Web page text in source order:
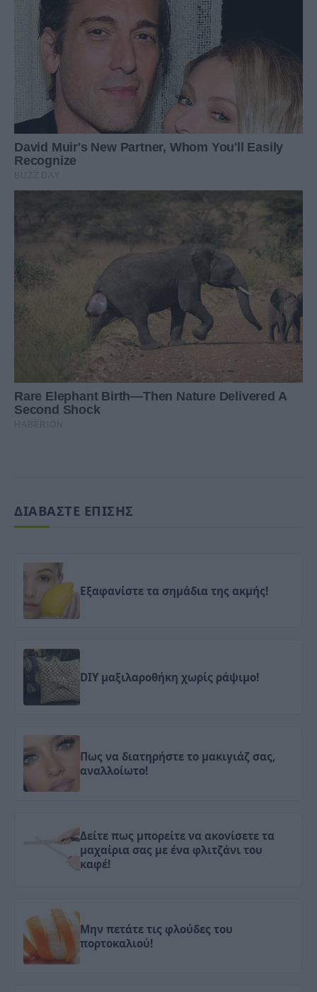
ΔΙΑΒΑΣΤΕ ΕΠΙΣΗΣ
Εξαφανίστε τα σημάδια της ακμής!
DIY μαξιλαροθήκη χωρίς ράψιμο!
Πως να διατηρήστε το μακιγιάζ σας,
αναλλοίωτο!
Δείτε πως μπορείτε να ακονίσετε τα
μαχαίρια σας με ένα φλιτζάνι του
καφέ!
Μην πετάτε τις φλούδες του
πορτοκαλιού!